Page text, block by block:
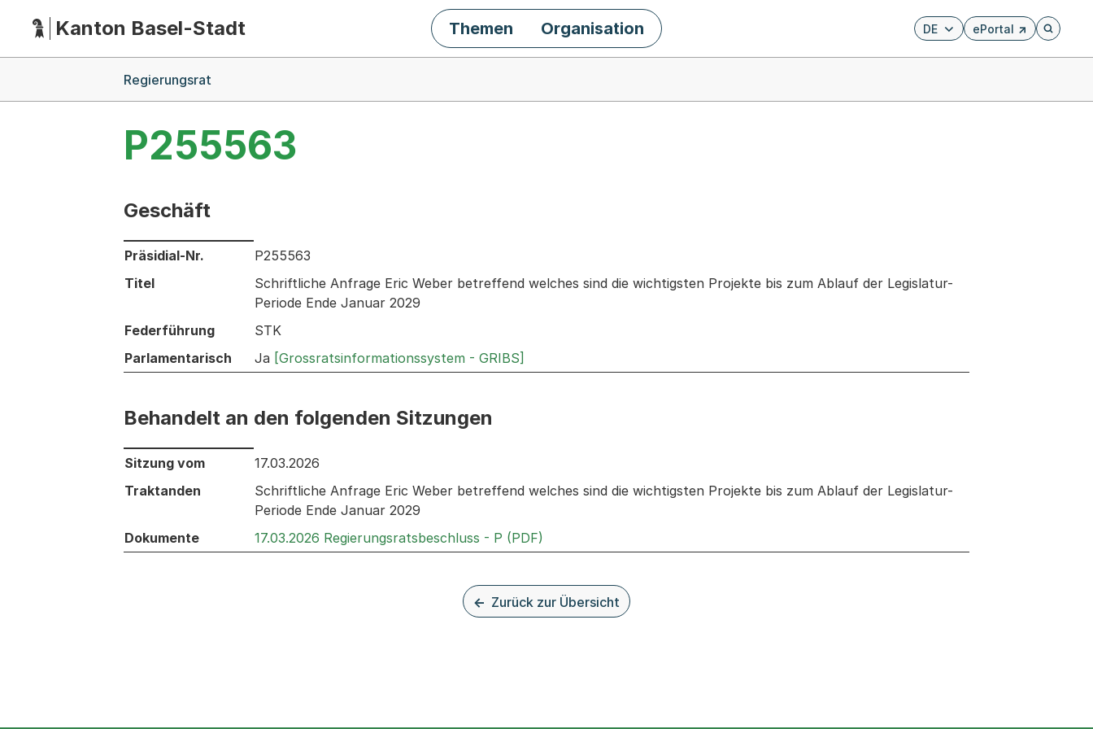
HauptnavigationKanton Basel-Stadt DE ePortal
Externer Link, wird in
Öffnet
Themen Organisation
Regierungsrat
P255563
Geschäft
Informationen zum Ausgewählten Geschäft
Präsidial-Nr.
P255563
Titel
Schriftliche Anfrage Eric Weber betreffend welches sind die wichtigsten Projekte bis zum Ablauf der Legislatur-
Periode Ende Januar 2029
Federführung
STK
Parlamentarisch
Ja [Grossratsinformationssystem - GRIBS]
Behandelt an den folgenden Sitzungen
Behandelt an den folgenden Sitzungen: Informationen zu den Sitzungen zum Geschäft
Sitzung vom
17.03.2026
Traktanden
Schriftliche Anfrage Eric Weber betreffend welches sind die wichtigsten Projekte bis zum Ablauf der Legislatur-
Periode Ende Januar 2029
Dokumente
17.03.2026 Regierungsratsbeschluss - P (PDF)
Zurück zur Übersicht